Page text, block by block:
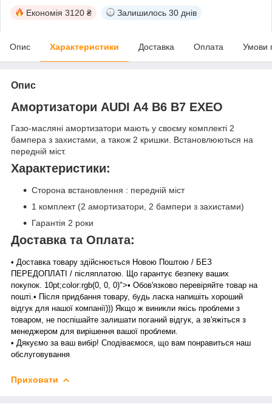
Економія 3120 ₴ Залишилось 30 днів
Опис Характеристики Доставка Оплата Умови
Опис
Амортизатори AUDI A4 B6 B7 EXEO
Газо-масляні амортизатори мають у своєму комплекті 2
бампера з захистами, а також 2 кришки. Встановлюються на
передній міст.
Характеристики:
Сторона встановлення : передній міст
1 комплект (2 амортизатори, 2 бампери з захистами)
Гарантія 2 роки
Доставка та Оплата:
• Доставка товару здійснюється Новою Поштою / БЕЗ
ПЕРЕДОПЛАТІ / післяплатою. Що гарантує безпеку ваших
покупок. 10pt;color:rgb(0, 0, 0)">• Обов'язково перевіряйте товар на
пошті. • Після придбання товару, будь ласка напишіть хороший
відгук для нашої компанії))) Якщо ж виникли якісь проблеми з
товаром, не поспішайте залишати поганий відгук, а зв'яжіться з
менеджером для вирішення вашої проблеми.
• Дякуємо за ваш вибір! Сподіваємося, що вам понравиться наш
обслуговування
Приховати